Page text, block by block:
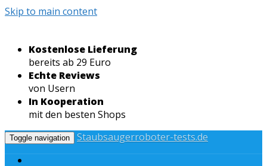
Skip to main content
Kostenlose Lieferung
bereits ab 29 Euro
Echte Reviews
von Usern
In Kooperation
mit den besten Shops
Toggle navigation Staubsaugerroboter-tests.de